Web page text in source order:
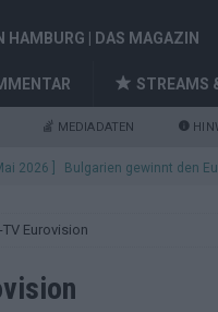
HAMBURG | DAS MAGAZIN
STREAMS
MEDIADATEN
2026 ] Bulgarien gewinnt den
TV Eurovision